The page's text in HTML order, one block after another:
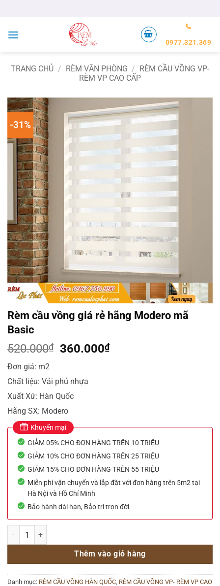
nội
0977.321.369
TRANG CHỦ / RÈM VĂN PHÒNG / RÈM CẦU VỒNG VP-
RÈM VP CAO CẤP
-31%
Rèm cầu vồng giá rẻ hãng Modero mã
Basic
520.000₫
Giá
520.000₫.
360.000₫Giá
Đơn giá: m2
Chất liệu: Vải phủ nhựa
Xuất Xứ: Hàn Quốc
Hãng SX: Modero
Khuyến mại
GIẢM 05% CHO ĐƠN HÀNG TRÊN 10 TRIỆU
GIẢM 10% CHO ĐƠN HÀNG TRÊN 25 TRIỆU
GIẢM 15% CHO ĐƠN HÀNG TRÊN 55 TRIỆU
Miễn phí vận chuyển và lắp đặt với đơn hàng trên 5m2 tại
Hà Nội và Hồ Chí Minh
Bảo hành dài hạn, Bảo trì trọn đời
Rèm cầu vồng giá rẻ hãng Modero mã Basic số lượng
Thêm vào giỏ hàng
Danh mục: RÈM CẦU VỒNG HÀN QUỐC RÈM CẦU VỒNG VP- RÈM VP CAO